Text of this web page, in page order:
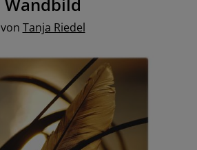
von Tanja Riedel